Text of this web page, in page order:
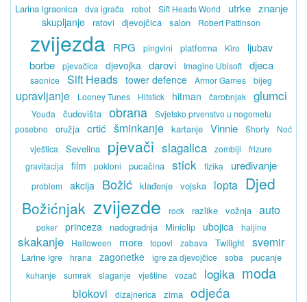
Larina igraonica dva igrača robot Sift Heads World utrke znanje
skupljanje ratovi djevojčica salon Robert Pattinson
zvijezda RPG pingvini platforma Kiro ljubav
borbe pjevačica djevojka darovi Imagine Ubisoft djeca
saonice Sift Heads tower defence Armor Games bijeg
upravljanje Looney Tunes Hitstick hitman čarobnjak glumci
Youda čudovišta obrana
Svjetsko prvenstvo u nogometu
posebno
oružja crtić šminkanje kartanje Vinnie Shorty
Noć
vještica
Sevelina pjevači slagalica zombiji
frizure
gravitacija
film pokloni pucačina stick fizika uređivanje
problem akcija Božić klađenje vojska lopta Djed
Božićnjak zvijezde rock razlike vožnja auto
poker princeza nadogradnja Miniclip ubojica haljine
skakanje Halloween more topovi zabava Twilight svemir
Larine igre hrana zagonetke igre za djevojčice soba pucanje
kuhanje sumrak slaganje vještine vozač logika moda
blokovi dizajnerica zima odjeća